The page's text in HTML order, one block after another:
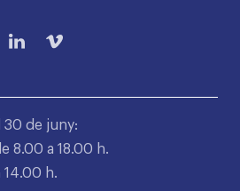
30 de juny:
8.00 a 18.00 h.
14.00 h.